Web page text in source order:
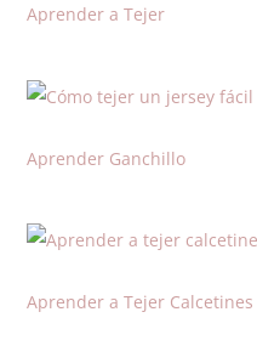
Aprender a Tejer
Aprender Ganchillo
Aprender a Tejer Calcetines